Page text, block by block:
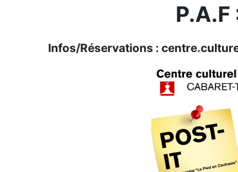
P.A.F
Infos/Réservations :